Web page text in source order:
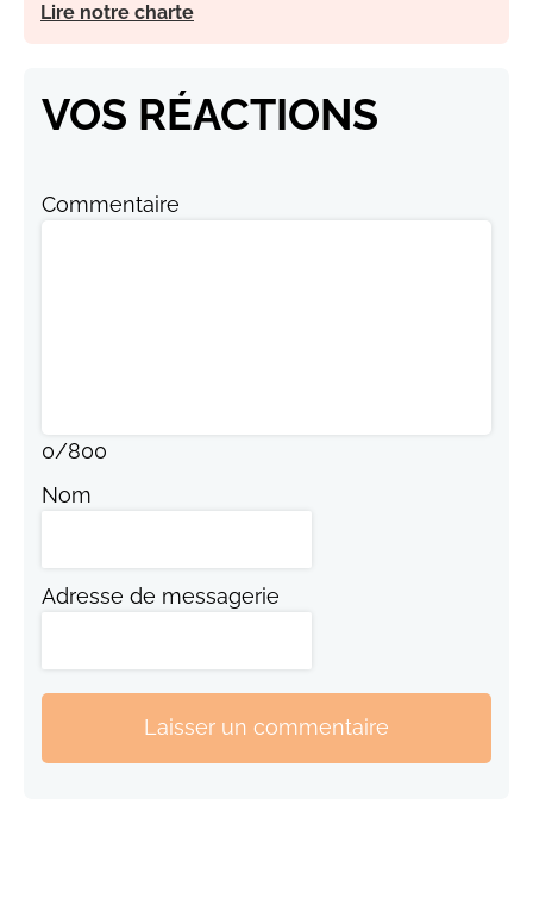
Lire notre charte
VOS RÉACTIONS
Commentaire
0/800
Nom
Adresse de messagerie
Laisser un commentaire